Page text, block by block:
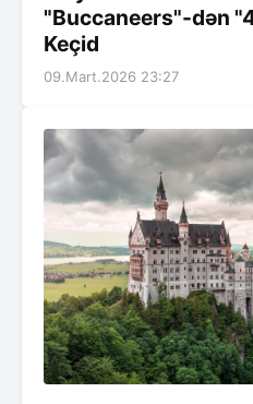
"Buccaneers"-dən
Keçid
09.Mart.2026 23:27